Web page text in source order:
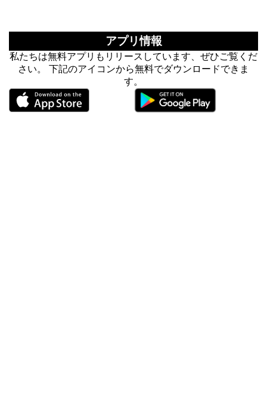
アプリ情報
私たちは無料アプリもリリースしています、ぜひご覧くだ
さい。 下記のアイコンから無料でダウンロードできま
す。